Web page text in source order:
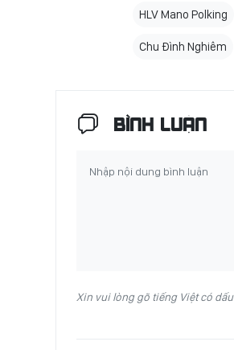
HLV Mano Polking
Chu Đình Nghiêm
BÌNH LUẬN
Xin vui lòng gõ tiếng Việt có dấu